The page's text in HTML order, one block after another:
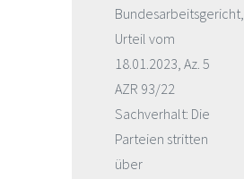
Bundesarbeitsgericht,
Urteil vom
18.01.2023, Az. 5
AZR 93/22
Sachverhalt: Die
Parteien stritten
über